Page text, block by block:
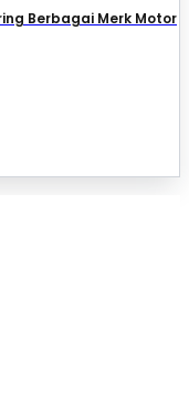
Berbagai Merk Motor